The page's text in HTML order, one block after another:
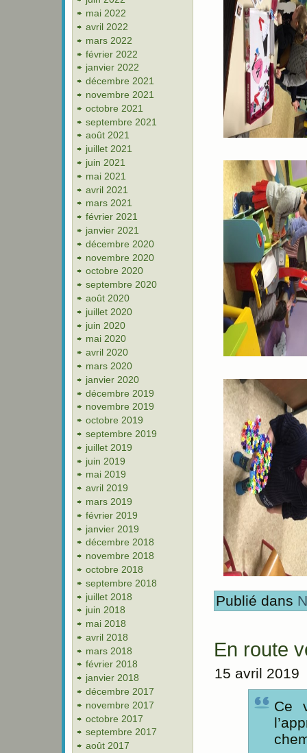
mai 2022
avril 2022
mars 2022
février 2022
janvier 2022
décembre 2021
novembre 2021
octobre 2021
septembre 2021
août 2021
juillet 2021
juin 2021
mai 2021
avril 2021
mars 2021
février 2021
janvier 2021
décembre 2020
novembre 2020
octobre 2020
septembre 2020
août 2020
juillet 2020
juin 2020
mai 2020
avril 2020
mars 2020
janvier 2020
décembre 2019
novembre 2019
octobre 2019
septembre 2019
juillet 2019
juin 2019
mai 2019
avril 2019
mars 2019
février 2019
janvier 2019
décembre 2018
novembre 2018
octobre 2018
septembre 2018
juillet 2018
juin 2018
mai 2018
avril 2018
mars 2018
février 2018
janvier 2018
décembre 2017
novembre 2017
octobre 2017
septembre 2017
août 2017
Publié dans
En route
15 avril 2019
Ce